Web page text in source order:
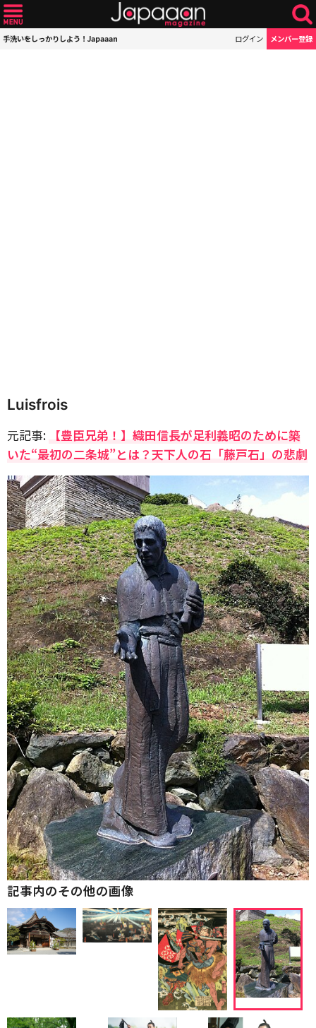
手洗いをしっかりしよう！Japaaan ログイン メンバー登録
Luisfrois
元記事: 【豊臣兄弟！】織田信長が足利義昭のために築
いた“最初の二条城”とは？天下人の石「藤戸石」の悲劇
記事内のその他の画像